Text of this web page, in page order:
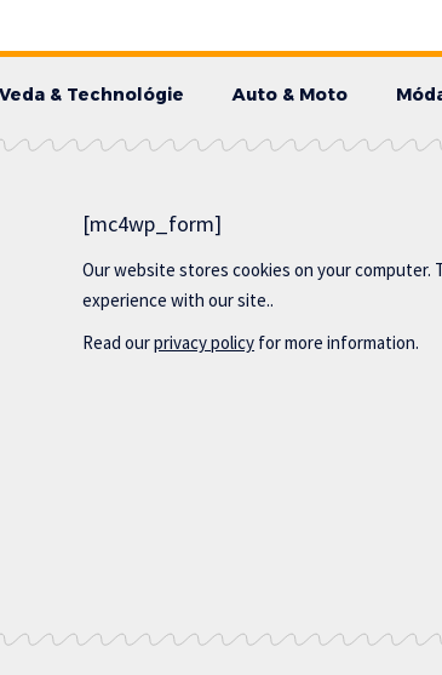
Veda & Technológie Auto & Moto
[mc4wp_form]
Our website stores cookies on your computer.
experience with our site..
Read ourprivacy policy for more information.